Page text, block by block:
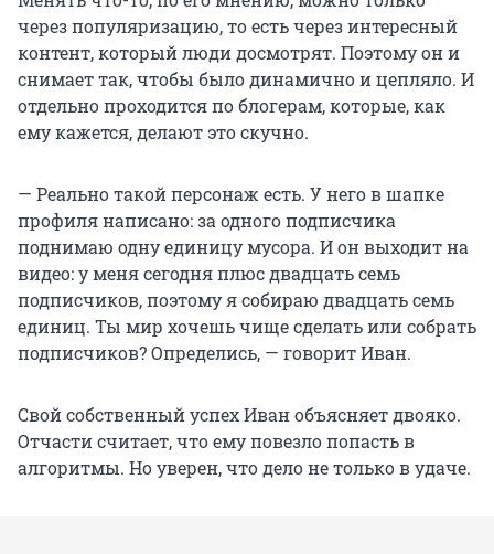
через популяризацию, то есть через интересный
контент, который люди досмотрят. Поэтому он и
снимает так, чтобы было динамично и цепляло. И
отдельно проходится по блогерам, которые, как
ему кажется, делают это скучно.
— Реально такой персонаж есть. У него в шапке
профиля написано: за одного подписчика
поднимаю одну единицу мусора. И он выходит на
видео: у меня сегодня плюс двадцать семь
подписчиков, поэтому я собираю двадцать семь
единиц. Ты мир хочешь чище сделать или собрать
подписчиков? Определись, — говорит Иван.
Свой собственный успех Иван объясняет двояко.
Отчасти считает, что ему повезло попасть в
алгоритмы. Но уверен, что дело не только в удаче.